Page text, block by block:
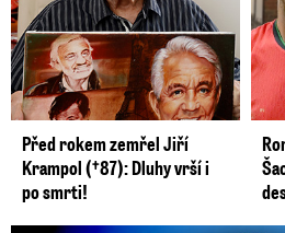
Před rokem zemřel Jiří
Krampol (†87): Dluhy vrší i
po smrti!